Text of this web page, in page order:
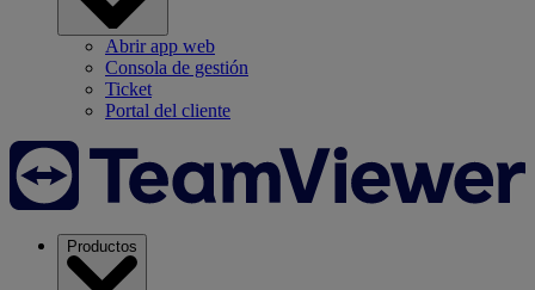
Abrir app web
Consola de gestión
Ticket
Portal del cliente
Productos